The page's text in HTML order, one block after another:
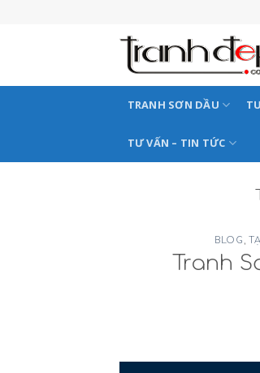
TRANH SƠN DẦU
TƯ VẤN – TIN TỨC
BLOG ,
Tranh